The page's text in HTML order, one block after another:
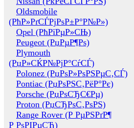
Oldsmobile
(РћР»РґСЃРјРѕР±Р°Р№Р»)
Opel (РћРїРµР»СЊ)
Peugeot (РџРµР¶Рѕ)
Plymouth
(РџР»СЌР№РјР°СѓСЃ)
Polonez (РџРѕР»РѕРЅРµС‚СЃ)
Pontiac (РџРѕРЅС‚РёР°Рє)
Porsche (РџРѕСЂС€Рµ)
Proton (РџСЂРѕС‚РѕРЅ)
Range Rover (Р РµРЅРґР¶
Р РѕРІРµСЂ)